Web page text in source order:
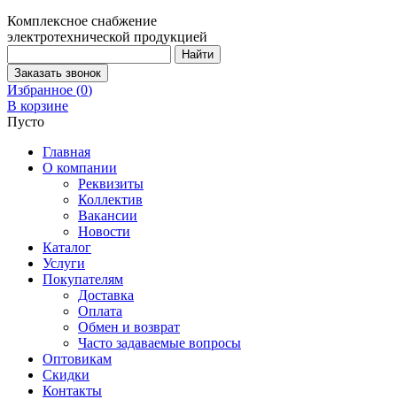
Комплексное снабжение
электротехнической продукцией
Избранное (0)
В корзине
Пусто
Главная
О компании
Реквизиты
Коллектив
Вакансии
Новости
Каталог
Услуги
Покупателям
Доставка
Оплата
Обмен и возврат
Часто задаваемые вопросы
Оптовикам
Скидки
Контакты